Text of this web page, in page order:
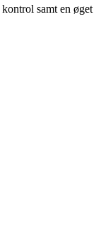
samt en øget